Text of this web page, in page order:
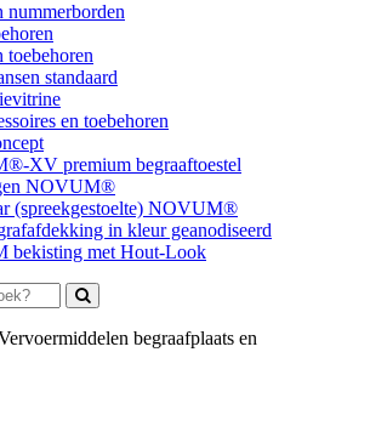
nummerborden
toebehoren
standaard
en toebehoren
XV premium begraaftoestel
NOVUM®
(spreekgestoelte) NOVUM®
in kleur geanodiseerd
bekisting met Hout-Look
begraafplaats en